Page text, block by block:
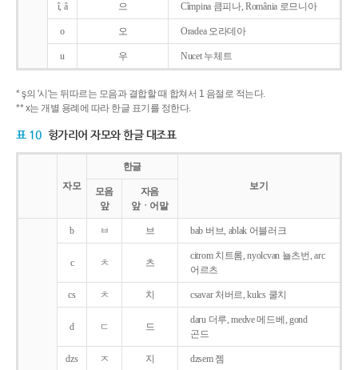
î, â 으 Cîmpina 큼피나, România 로므니아
o 오 Oradea 오라데아
u 우 Nucet 누체트
* ş의 '시'는 뒤따르는 모음과 결합할 때 합쳐서 1 음절로 적는다.
** x는 개별 용례에 따라 한글 표기를 정한다.
표 10 헝가리어 자모와 한글 대조표
자모
한글
보기
모음
앞
자음
앞ㆍ어말
b ㅂ 브 bab 버브, ablak 어블러크
c ㅊ 츠
citrom 치트롬, nyolcvan 뇰츠번, arc
어르츠
cs ㅊ 치 csavar 처버르, kulcs 쿨치
d ㄷ 드
daru 더루, medve 메드베, gond
곤드
dzs ㅈ 지 dzsem 젬